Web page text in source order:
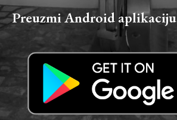
Preuzmi Android aplikaciju